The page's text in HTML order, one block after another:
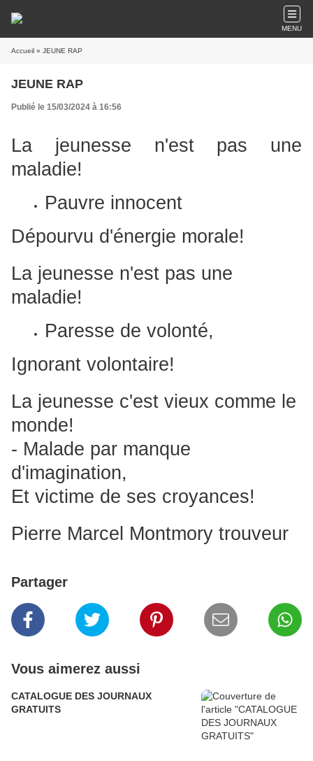
MENU
Accueil » JEUNE RAP
JEUNE RAP
Publié le 15/03/2024 à 16:56
La jeunesse n'est pas une
maladie!
Pauvre innocent
Dépourvu d'énergie morale!
La jeunesse n'est pas une
maladie!
Paresse de volonté,
Ignorant volontaire!
La jeunesse c'est vieux comme le
monde!
- Malade par manque
d'imagination,
Et victime de ses croyances!
Pierre Marcel Montmory trouveur
Partager
Vous aimerez aussi
CATALOGUE DES JOURNAUX
GRATUITS